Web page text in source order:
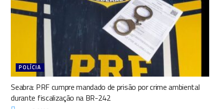
POLÍCIA
Seabra: PRF cumpre mandado de prisão por crime ambiental
durante fiscalização na BR-242